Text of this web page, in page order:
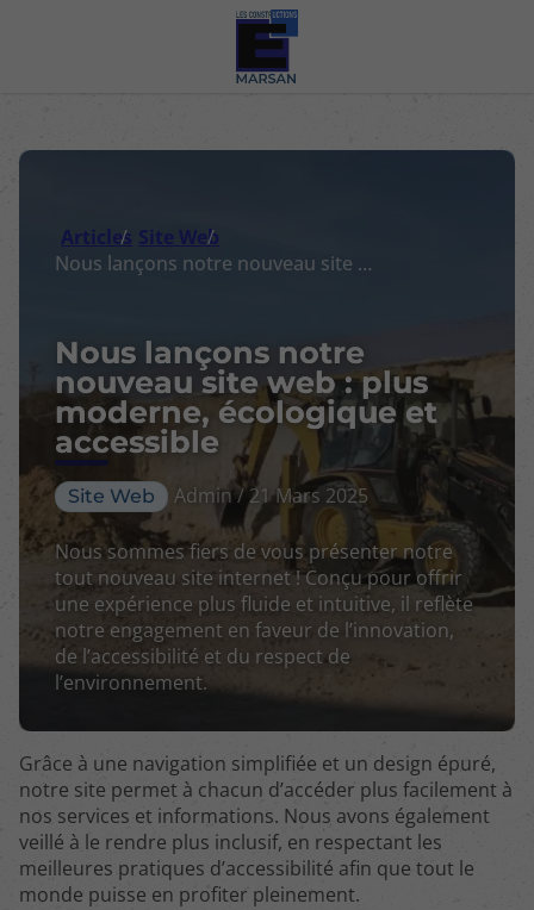
Articles Site Web
Nous lançons notre nouveau site web : plus moderne, écologique et accessible
Nous lançons notre
nouveau site web : plus
moderne, écologique et
accessible
Site Web Admin / 21 Mars 2025
Nous sommes fiers de vous présenter notre
tout nouveau site internet ! Conçu pour offrir
une expérience plus fluide et intuitive, il reflète
notre engagement en faveur de l’innovation,
de l’accessibilité et du respect de
l’environnement.
Grâce à une navigation simplifiée et un design épuré,
notre site permet à chacun d’accéder plus facilement à
nos services et informations. Nous avons également
veillé à le rendre plus inclusif, en respectant les
meilleures pratiques d’accessibilité afin que tout le
monde puisse en profiter pleinement.